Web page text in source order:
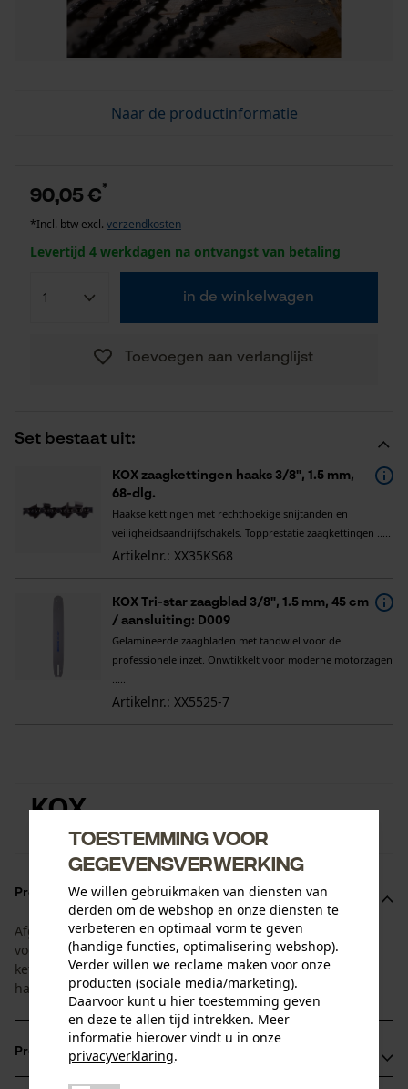
Naar de productinformatie
Set bestaat uit:
KOX zaagkettingen haaks 3/8", 1.5 mm,
68-dlg.
Haakse kettingen met rechthoekige snijtanden en
veiligheidsaandrijfschakels. Topprestatie zaagkettingen .....
Artikelnr.: XX35KS68
KOX Tri-star zaagblad 3/8", 1.5 mm, 45 cm
/ aansluiting: D009
Gelamineerde zaagbladen met tandwiel voor de
professionele inzet. Onwtikkelt voor moderne motorzagen
.....
Artikelnr.: XX5525-7
90,05 €*
*Incl. btw excl. verzendkosten
Levertijd 4 werkdagen na ontvangst van betaling
in de winkelwagen
Toevoegen aan verlanglijst
KOX
Naar de merkenshop van KOX
Productomschrijving
Afgestemd op de standtijd van blad en ketting. Deze 1+4
voordeelset bestaat uit een zaagblad met 4 bijpassende
kettingen. Zo heeft u altijd een vervangende ketting bij de
hand!
Productvoordelen
Toestemming voor
gegevensverwerking
We willen gebruikmaken van diensten van
derden om de webshop en onze diensten te
verbeteren en optimaal vorm te geven
(handige functies, optimalisering webshop).
Verder willen we reclame maken voor onze
producten (sociale media/marketing).
Daarvoor kunt u hier toestemming geven
en deze te allen tijd intrekken. Meer
informatie hierover vindt u in onze
privacyverklaring.